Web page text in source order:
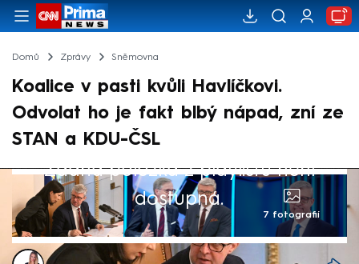
Domů Zprávy Sněmovna
Koalice v pasti kvůli Havlíčkovi.
Odvolat ho je fakt blbý nápad, zní ze
STAN a KDU-ČSL
Žádná položka z playlistu není
dostupná.
7 fotografií
Barbora Zykmundová